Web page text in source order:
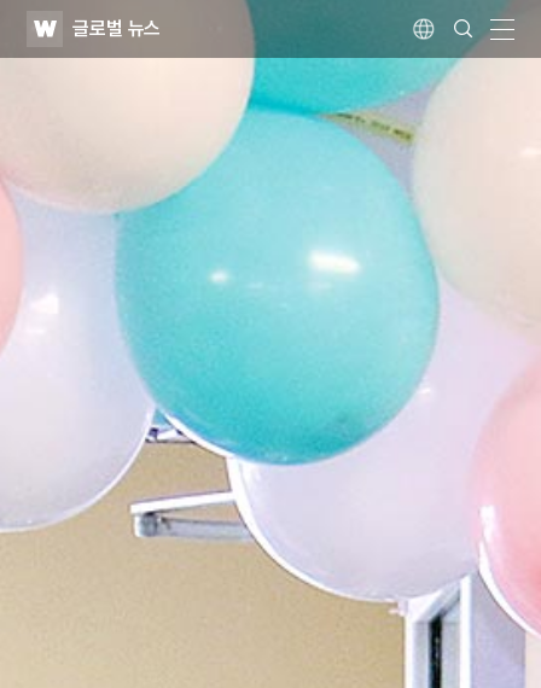
WATV글로벌 뉴스 Language
Search
Submit